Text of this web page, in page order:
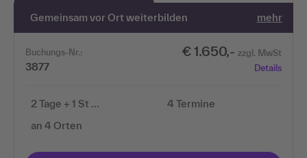
Gemeinsam vor Ort weiterbilden mehr
Buchungs-Nr.:
3877
€ 1.650,- zzgl. MwSt
Details
2 Tage + 1 St …
an 4 Orten
4 Termine